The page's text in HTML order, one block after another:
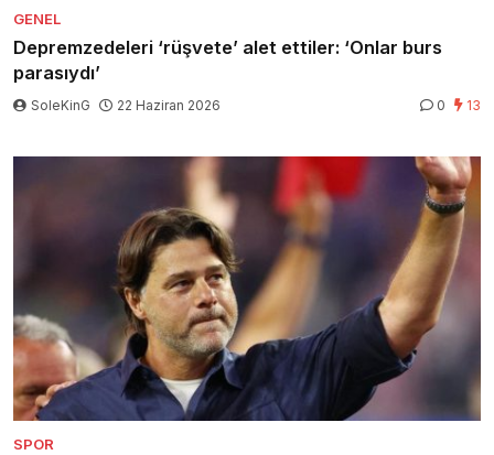
GENEL
Depremzedeleri ‘rüşvete’ alet ettiler: ‘Onlar burs
parasıydı’
SoleKinG 22 Haziran 2026 0 13
SPOR